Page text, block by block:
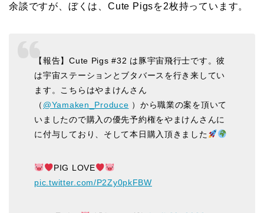
余談ですが、ぼくは、Cute Pigsを2枚持っています。
【報告】Cute Pigs #32 は豚宇宙飛行士です。彼
は宇宙ステーションとブタバースを行き来してい
ます。こちらはやまけんさん
（ @Yamaken_Produce ）から職業の案を頂いて
いましたので購入の優先予約権をやまけんさんに
に付与しており、そして本日購入頂きました
PIG LOVE
pic.twitter.com/P2Zy0pkFBW